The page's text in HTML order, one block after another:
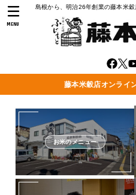
島根から、明治26年創業の藤本米
MENU
藤本米穀店オンライ
お米のメニュー